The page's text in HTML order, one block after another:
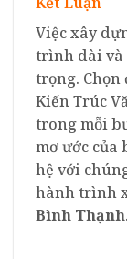
Việc xây
trình dài và
trọng. Chọn
Kiến Trúc
trong mỗi
mơ ước của
hệ với
hành trình
Bình Thạnh.